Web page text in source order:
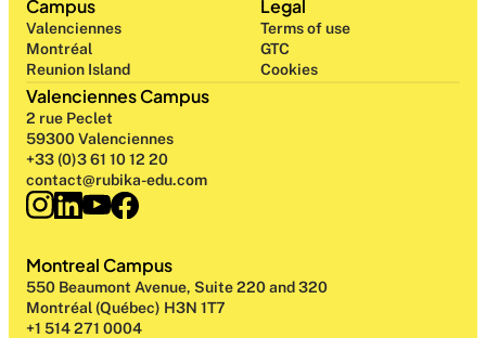
Campus
Valenciennes
Montréal
Reunion Island
Legal
Terms of use
GTC
Cookies
Valenciennes Campus
2 rue Peclet
59300 Valenciennes
+33 (0)3 61 10 12 20
contact@rubika-edu.com
Montreal Campus
550 Beaumont Avenue, Suite 220 and 320
Montréal (Québec) H3N 1T7
+1 514 271 0004